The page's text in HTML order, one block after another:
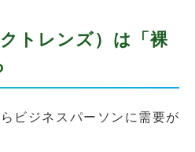
トレンズ）は「裸
ビジネスパーソンに需要が